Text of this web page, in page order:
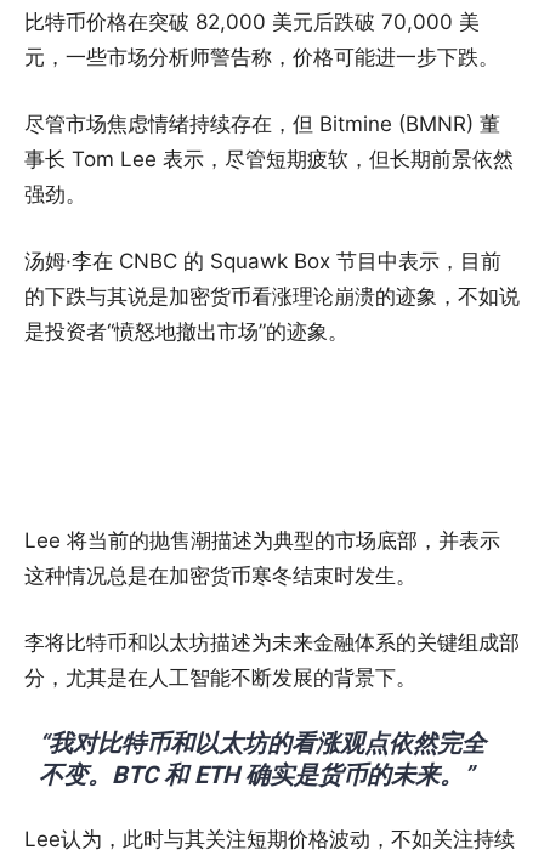
比特币价格在突破 82,000 美元后跌破 70,000 美
元，一些市场分析师警告称，价格可能进一步下跌。
尽管市场焦虑情绪持续存在，但 Bitmine (BMNR) 董
事长 Tom Lee 表示，尽管短期疲软，但长期前景依然
强劲。
汤姆·李在 CNBC 的 Squawk Box 节目中表示，目前
的下跌与其说是加密货币看涨理论崩溃的迹象，不如说
是投资者“愤怒地撤出市场”的迹象。
Lee 将当前的抛售潮描述为典型的市场底部，并表示
这种情况总是在加密货币寒冬结束时发生。
李将比特币和以太坊描述为未来金融体系的关键组成部
分，尤其是在人工智能不断发展的背景下。
“我对比特币和以太坊的看涨观点依然完全
不变。BTC 和 ETH 确实是货币的未来。”
Lee认为，此时与其关注短期价格波动，不如关注持续